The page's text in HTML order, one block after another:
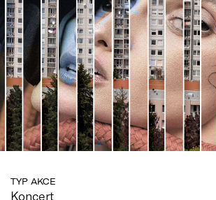
Vše o ČT
TYP AKCE
Koncert